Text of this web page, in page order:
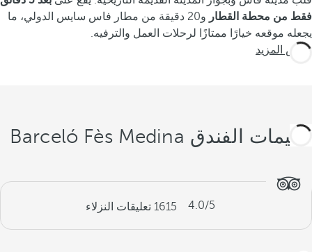
فقط من محطة القطار
و20 دقيقة من مطار فاس سايس الدولي، ما
يجعله موقعه خيارًا ممتازًا لرحلات العمل والترفيه.
عرض المزيد
تقييمات الفندق Barceló Fès Medina
4.0/5
1615 تعليقات النزلاء